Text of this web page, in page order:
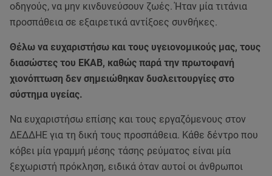
οδηγούς, να μην κινδυνεύσουν ζωές. Ήταν μία τιτάνια
προσπάθεια σε εξαιρετικά αντίξοες συνθήκες.
Θέλω να ευχαριστήσω και τους υγειονομικούς μας, τους
διασώστες του ΕΚΑΒ, καθώς παρά την πρωτοφανή
χιονόπτωση δεν σημειώθηκαν δυσλειτουργίες στο
σύστημα υγείας.
Να ευχαριστήσω επίσης και τους εργαζόμενους στον
ΔΕΔΔΗΕ για τη δική τους προσπάθεια. Κάθε δέντρο που
κόβει μία γραμμή μέσης τάσης ρεύματος είναι μία
ξεχωριστή πρόκληση, ειδικά όταν αυτοί οι άνθρωποι